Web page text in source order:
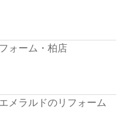
ォーム・柏店
メラルドのリフォーム